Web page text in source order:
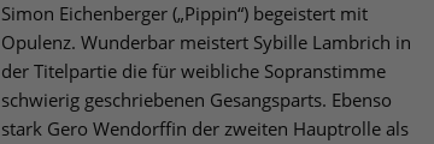
Simon Eichenberger („Pippin“) begeistert mit
Opulenz. Wunderbar meistert Sybille Lambrich in
der Titelpartie die für weibliche Sopranstimme
schwierig geschriebenen Gesangsparts. Ebenso
stark Gero Wendorffin der zweiten Hauptrolle als